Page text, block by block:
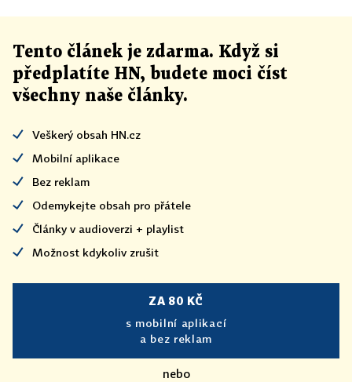
Tento článek je zdarma. Když si
předplatíte HN, budete moci číst
všechny naše články.
Veškerý obsah HN.cz
Mobilní aplikace
Bez reklam
Odemykejte obsah pro přátele
Články v audioverzi + playlist
Možnost kdykoliv zrušit
ZA 80 KČ
s mobilní aplikací
a bez reklam
nebo